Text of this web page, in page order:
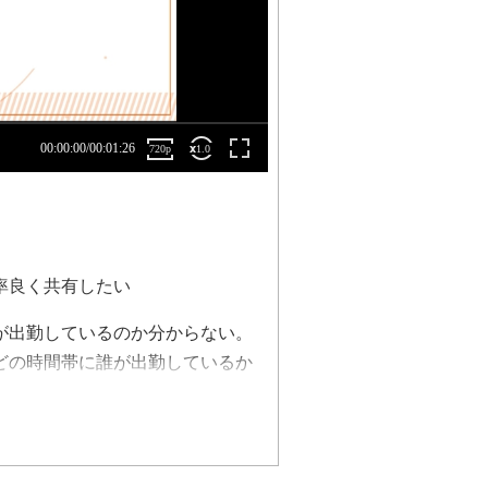
良く共有したい
勤しているのか分からない。
の時間帯に誰が出勤しているか